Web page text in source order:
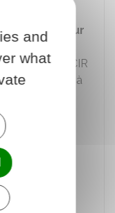
HC pour
5 épreuves CIR
de réussite à
l'épreuve
vous avez
sans gêner,
and
what